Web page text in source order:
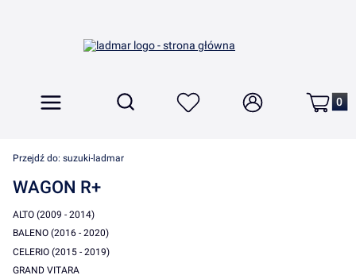
Menu Otwórz wyszukiwarkę
Szukaj Ulubione Zaloguj się Koszyk
Przejdź do: suzuki-ladmar
WAGON R+
ALTO (2009 - 2014)
BALENO (2016 - 2020)
CELERIO (2015 - 2019)
GRAND VITARA